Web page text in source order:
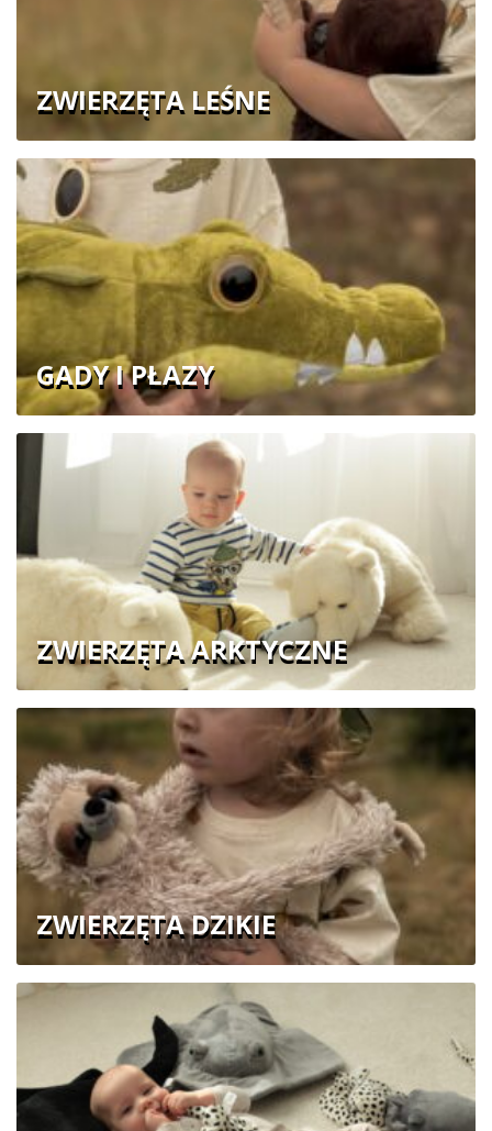
ZWIERZĘTA LEŚNE
GADY I PŁAZY
ZWIERZĘTA ARKTYCZNE
ZWIERZĘTA DZIKIE